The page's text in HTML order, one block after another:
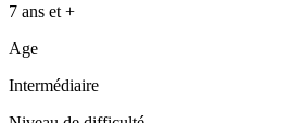
7 ans et +
Age
Intermédiaire